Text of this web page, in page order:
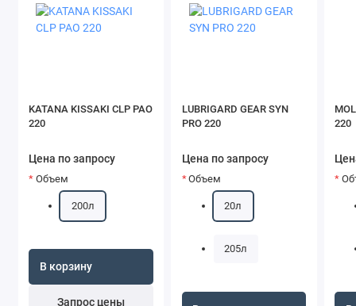
KATANA KISSAKI CLP PAO
220
Цена по запросу
Объем
200л
В корзину
Запрос цены
LUBRIGARD GEAR SYN
PRO 220
Цена по запросу
Объем
20л
205л
220